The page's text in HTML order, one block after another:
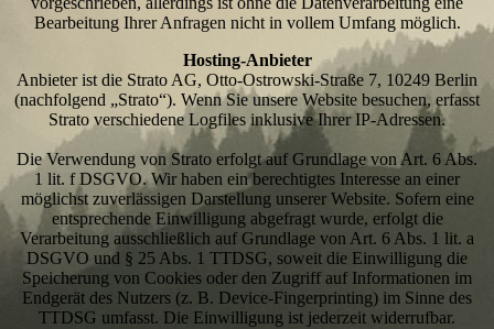
Bearbeitung Ihrer Anfragen nicht in vollem Umfang möglich.
Hosting-Anbieter
Anbieter ist die Strato AG, Otto-Ostrowski-Straße 7, 10249 Berlin
(nachfolgend „Strato“). Wenn Sie unsere Website besuchen, erfasst
Strato verschiedene Logfiles inklusive Ihrer IP-Adressen.
Die Verwendung von Strato erfolgt auf Grundlage von Art. 6 Abs.
1 lit. f DSGVO. Wir haben ein berechtigtes Interesse an einer
möglichst zuverlässigen Darstellung unserer Website. Sofern eine
entsprechende Einwilligung abgefragt wurde, erfolgt die
Verarbeitung ausschließlich auf Grundlage von Art. 6 Abs. 1 lit. a
DSGVO und § 25 Abs. 1 TTDSG, soweit die Einwilligung die
Speicherung von Cookies oder den Zugriff auf Informationen im
Endgerät des Nutzers (z. B. Device-Fingerprinting) im Sinne des
TTDSG umfasst. Die Einwilligung ist jederzeit widerrufbar.